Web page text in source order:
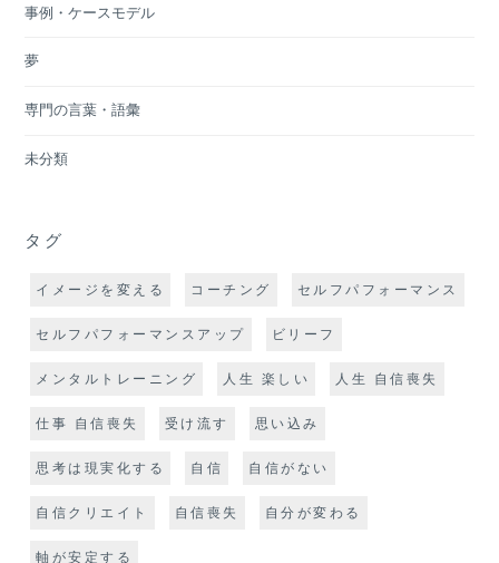
事例・ケースモデル
夢
専門の言葉・語彙
未分類
タグ
イメージを変える コーチング セルフパフォーマンス
セルフパフォーマンスアップ ビリーフ
メンタルトレーニング 人生 楽しい 人生 自信喪失
仕事 自信喪失 受け流す 思い込み
思考は現実化する 自信 自信がない
自信クリエイト 自信喪失 自分が変わる
軸が安定する